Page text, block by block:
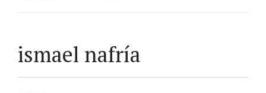
ismael nafría